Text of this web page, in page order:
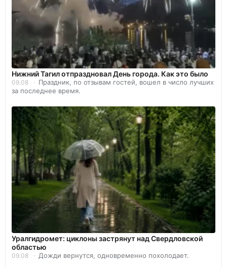
Нижний Тагил отпраздновал День города. Как это было
09.08
Праздник, по отзывам гостей, вошел в число лучших
за последнее время.
Уралгидромет: циклоны застрянут над Свердловской
областью
09.08 Дожди вернутся, одновременно похолодает.